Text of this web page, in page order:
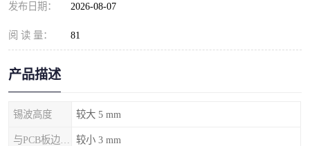
发布日期： 2026-08-07
阅 读 量： 81
产品描述
锡波高度 较大 5 mm
较小 3 mm